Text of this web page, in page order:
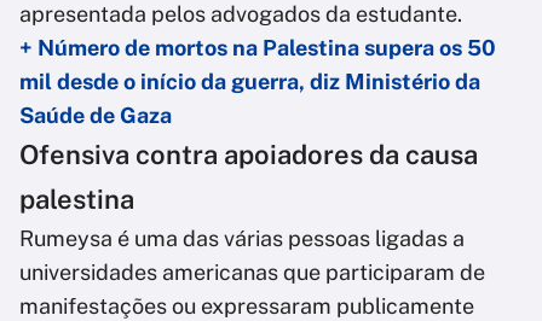
apresentada pelos advogados da estudante.
+ Número de mortos na Palestina supera os 50
mil desde o início da guerra, diz Ministério da
Saúde de Gaza
Ofensiva contra apoiadores da causa
palestina
Rumeysa é uma das várias pessoas ligadas a
universidades americanas que participaram de
manifestações ou expressaram publicamente